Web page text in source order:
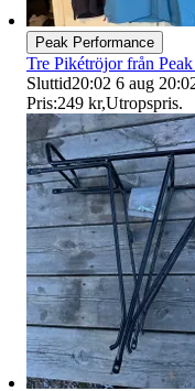
Peak Performance
Tre Pikétröjor från
Sluttid20:02 6 aug
Pris:249 kr,Utropspris.